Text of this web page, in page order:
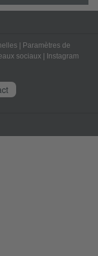
| Paramètres de
sociaux | Instagram